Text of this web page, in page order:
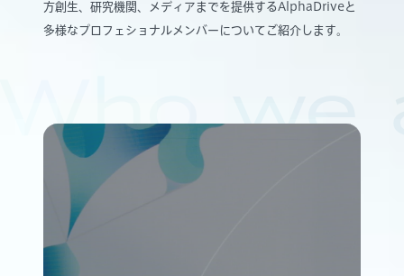
方創生、研究機関、メディアまでを提供するAlphaDriveと
多様なプロフェショナルメンバーについてご紹介します。